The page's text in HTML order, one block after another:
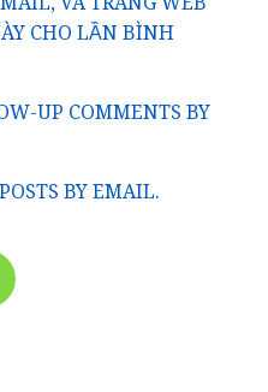
CHO LẦN BÌNH
UP COMMENTS BY
BY EMAIL.